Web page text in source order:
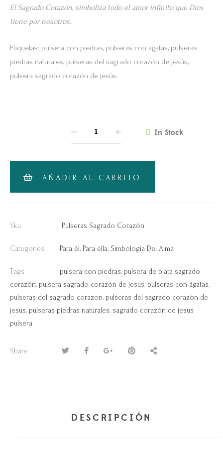
El Sagrado Corazón, simboliza todo el amor infinito que Dios
tiene por nosotros.
Etiquetas: pulsera con piedras, pulseras con ágatas, pulseras
piedras naturales, pulseras del sagrado corazón de jesús,
pulsera sagrado corazón de jesús.
In Stock
AÑADIR AL CARRITO
Sku Pulseras Sagrado Corazón
Categories Para él, Para ella, Simbología Del Alma
Tags pulsera con piedras, pulsera de plata sagrado
corazón, pulsera sagrado corazón de jesús, pulseras con ágatas,
pulseras del sagrado corazon, pulseras del sagrado corazón de
jesús, pulseras piedras naturales, sagrado corazón de jesus
pulsera
Share
DESCRIPCIÓN